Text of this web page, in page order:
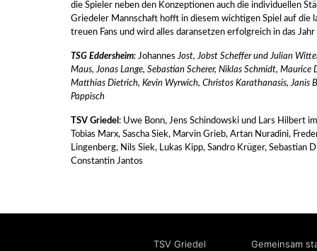
die Spieler neben den Konzeptionen auch die individuellen
Griedeler Mannschaft hofft in diesem wichtigen Spiel auf
treuen Fans und wird alles daransetzen erfolgreich in das
TSG Eddersheim: JohannesJost, Jobst Scheffer und Julian
Maus, Jonas Lange, Sebastian Scherer, Niklas Schmidt, Maurice
Matthias Dietrich, Kevin Wyrwich, Christos Karathanasis, Janis
Pappisch
TSV Griedel : Uwe Bonn, Jens Schindowski und Lars Hilbert
Tobias Marx, Sascha Siek, Marvin Grieb, Artan Nuradini,
Lingenberg, Nils Siek, Lukas Kipp, Sandro Krüger, Sebastian
Constantin Jantos
TSV Griedel
Gemeinsam